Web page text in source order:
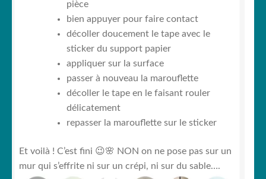
pièce
bien appuyer pour faire contact
décoller doucement le tape avec le
sticker du support papier
appliquer sur la surface
passer à nouveau la marouflette
décoller le tape en le faisant rouler
délicatement
repasser la marouflette sur le sticker
Et voilà ! C’est fini 😉🌸 NON on ne pose pas sur un
mur qui s’effrite ni sur un crépi, ni sur du sable….